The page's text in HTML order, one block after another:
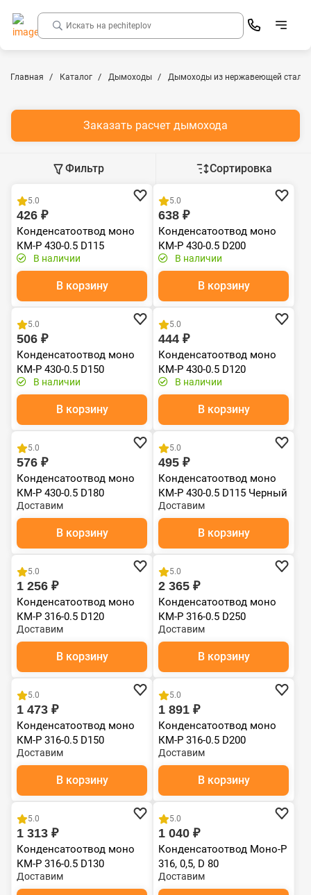
Главная Каталог Дымоходы Дымоходы из нержавеющей стали
Заказать расчет дымохода
Фильтр Сортировка
Хит продаж
5.0
426 ₽
Конденсатоотвод моно
КМ-Р 430-0.5 D115
В наличии
В корзину
Хит продаж
5.0
638 ₽
Конденсатоотвод моно
КМ-Р 430-0.5 D200
В наличии
В корзину
Хит продаж
5.0
506 ₽
Конденсатоотвод моно
КМ-Р 430-0.5 D150
В наличии
В корзину
Хит продаж
5.0
444 ₽
Конденсатоотвод моно
КМ-Р 430-0.5 D120
В наличии
В корзину
5.0
576 ₽
Конденсатоотвод моно
КМ-Р 430-0.5 D180
Доставим
В корзину
5.0
495 ₽
Конденсатоотвод моно
КМ-Р 430-0.5 D115 Черный
(RAL 9005) эмаль Т до
600С*
Доставим
В корзину
5.0
1 256 ₽
Конденсатоотвод моно
КМ-Р 316-0.5 D120
Доставим
В корзину
5.0
2 365 ₽
Конденсатоотвод моно
КМ-Р 316-0.5 D250
Доставим
В корзину
5.0
1 473 ₽
Конденсатоотвод моно
КМ-Р 316-0.5 D150
Доставим
В корзину
5.0
1 891 ₽
Конденсатоотвод моно
КМ-Р 316-0.5 D200
Доставим
В корзину
5.0
1 313 ₽
Конденсатоотвод моно
КМ-Р 316-0.5 D130
Доставим
5.0
1 040 ₽
Конденсатоотвод Моно-Р
316, 0,5, D 80
Доставим